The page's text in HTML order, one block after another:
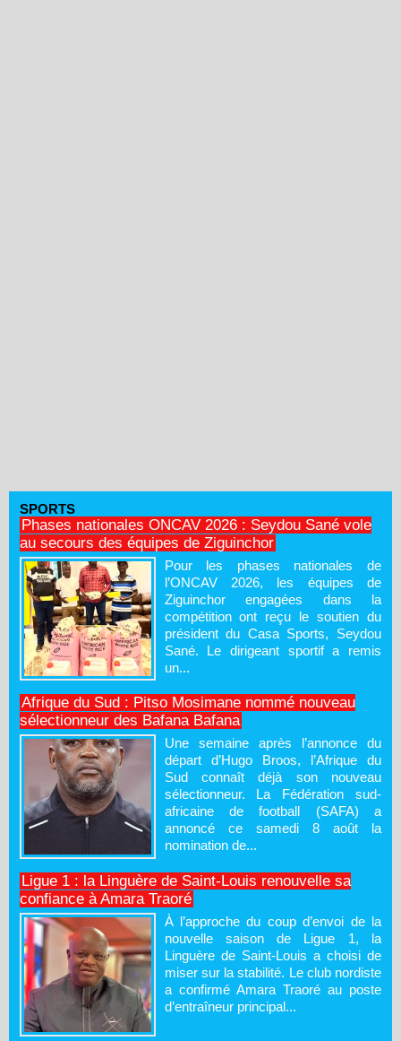
SPORTS
Phases nationales ONCAV 2026 : Seydou Sané vole
au secours des équipes de Ziguinchor
Pour les phases nationales de
l’ONCAV 2026, les équipes de
Ziguinchor engagées dans la
compétition ont reçu le soutien du
président du Casa Sports, Seydou
Sané. Le dirigeant sportif a remis
un...
Afrique du Sud : Pitso Mosimane nommé nouveau
sélectionneur des Bafana Bafana
Une semaine après l’annonce du
départ d’Hugo Broos, l’Afrique du
Sud connaît déjà son nouveau
sélectionneur. La Fédération sud-
africaine de football (SAFA) a
annoncé ce samedi 8 août la
nomination de...
Ligue 1 : la Linguère de Saint-Louis renouvelle sa
confiance à Amara Traoré
À l’approche du coup d’envoi de la
nouvelle saison de Ligue 1, la
Linguère de Saint-Louis a choisi de
miser sur la stabilité. Le club nordiste
a confirmé Amara Traoré au poste
d’entraîneur principal...